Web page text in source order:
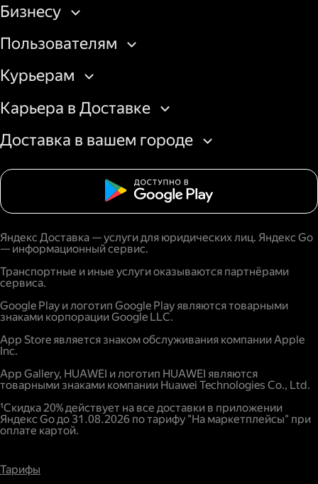
выдачи.
Создайте заказ на вывоз курьером в
бизнес-кабинете Яндекс Доставки или
через API.
товаров со склада площадки или
передайте курьеру штрихкод/QR-код на
получение из пункта выдачи.
Бизнесу
Пользователям
Курьерам
Карьера в Доставке
Доставка в вашем городе
Яндекс Доставка — услуги для юридических лиц. Яндекс Go
— информационный сервис.
Транспортные и иные услуги оказываются партнёрами
сервиса.
Google Play и логотип Google Play являются товарными
знаками корпорации Google LLC.
App Store является знаком обслуживания компании Apple
Inc.
App Gallery, HUAWEI и логотип HUAWEI являются
товарными знаками компании Huawei Technologies Co., Ltd.
¹Скидка 20% действует на все доставки в приложении
Яндекс Go до 31.08.2026 по тарифу "На маркетплейсы" при
оплате картой.
Тарифы